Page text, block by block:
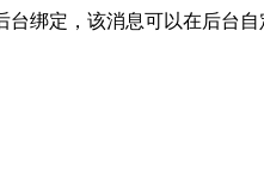
台绑定，该消息可以在后台自